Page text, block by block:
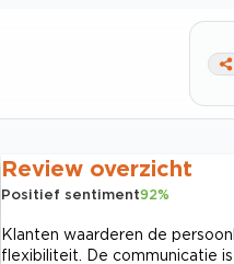
Review overzicht
Positief sentiment92%
Klanten waarderen de
flexibiliteit. De communicatie